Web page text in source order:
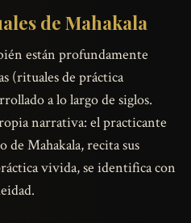
de Mahakala
están profundamente
(rituales de práctica
a lo largo de siglos.
narrativa: el practicante
de Mahakala, recita sus
vivida, se identifica con